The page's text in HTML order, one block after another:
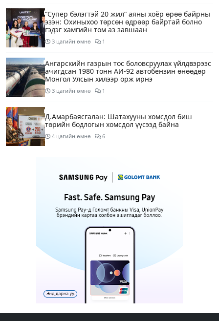
“Супер бэлэгтэй 20 жил“ аяны хоёр өрөө байрны
эзэн: Охиныхоо төрсөн өдрөөр байртай болно
гэдэг хамгийн том аз завшаан
3 цагийн өмнө 1
Ангарскийн газрын тос боловсруулах үйлдвэрээс
ачигдсан 1980 тонн АИ-92 автобензин өнөөдөр
Монгол Улсын хилээр орж ирнэ
3 цагийн өмнө 1
Д.Амарбаясгалан: Шатахууны хомсдол биш
төрийн бодлогын хомсдол үүсээд байна
4 цагийн өмнө 6
23:00 цагаас түр хааж, борооны ус зайлуулах
шугамын хөндлөн сэтэлгээ хийнэ
Нэгдүгээр ангид элсэгчдийн бүртгэлийг энэ
сарын 17-ноос E-Mongolia системээр зохион
Өнөөдөр тэгш тоогоор төгссөн автомашинтай
иргэд 50 хүртэлх мянган төгрөгөнд БЕНЗИН авна
6 цагийн өмнө